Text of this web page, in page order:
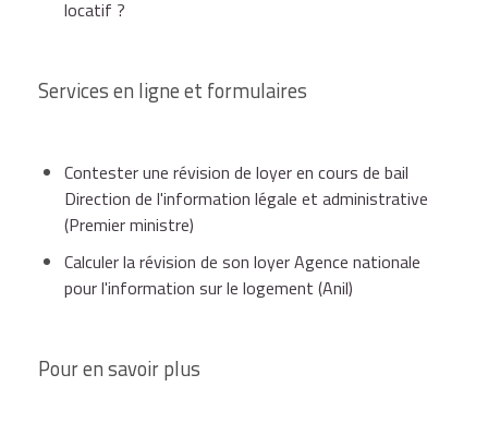
connu lors de la signature du contrat de location,
et l'indice de référence des loyers du même
Le calcul consiste ensuite à effectuer l'opération
suivante : (L x N) / P = nouveau loyer
En cas d'erreur, le locataire peut contester
par avenant intégré au contrat en cours de bail.
La majoration de loyer est applicable après
l'achèvement des travaux.
locatif ?
Services en ligne et formulaires
Contester une révision de loyer en cours de bail
Direction de l'information légale et administrative
(Premier ministre)
Calculer la révision de son loyer Agence nationale
pour l'information sur le logement (Anil)
Pour en savoir plus